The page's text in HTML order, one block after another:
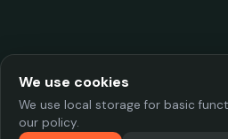
We use cookies
We use local storage for basic
our policy.